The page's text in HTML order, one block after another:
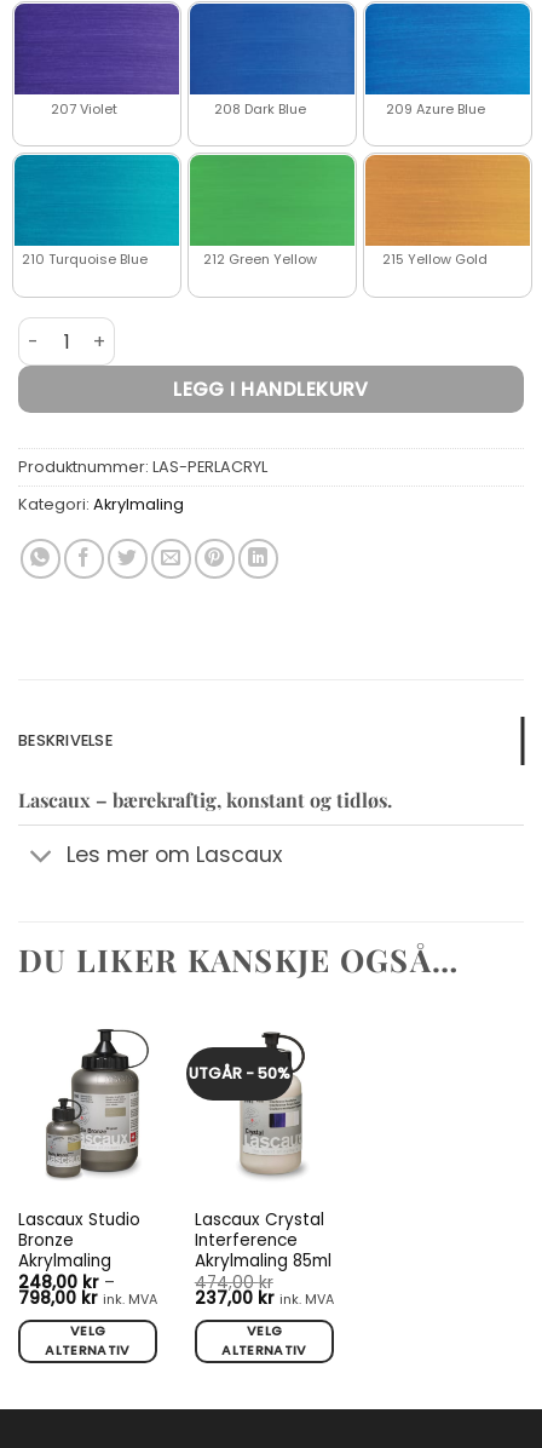
207 Violet 208 Dark Blue 209 Azure Blue
210 Turquoise Blue 212 Green Yellow 215 Yellow Gold
Lascaux Perlacryl Akrylmaling antall
LEGG I HANDLEKURV
Produktnummer: LAS-PERLACRYL
Kategori: Akrylmaling
BESKRIVELSE
Lascaux – bærekraftig, konstant og tidløs.
Les mer om Lascaux
DU LIKER KANSKJE OGSÅ…
Lascaux Studio
Bronze
Akrylmaling
248,00 kr –
798,00 krPrisområde:
til
798,00 kr
ink. MVA
VELG
ALTERNATIV
UTGÅR - 50%
Lascaux Crystal
Interference
Akrylmaling 85ml
474,00kr
Opprinnelig
var:
474,00 kr.
237,00 krNåværende
er:
237,00 kr.
ink. MVA
VELG
ALTERNATIV